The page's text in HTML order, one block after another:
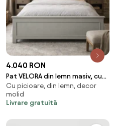
4.040 RON
Pat VELORA din lemn masiv, cu
sertare integrate si somiera
inclusa
Cu picioare, din lemn, decor
molid
Livrare gratuită